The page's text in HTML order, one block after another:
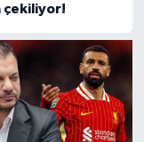
çekiliyor!